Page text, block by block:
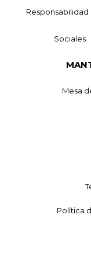
Responsabilidad
Sociales
Mesa
Política